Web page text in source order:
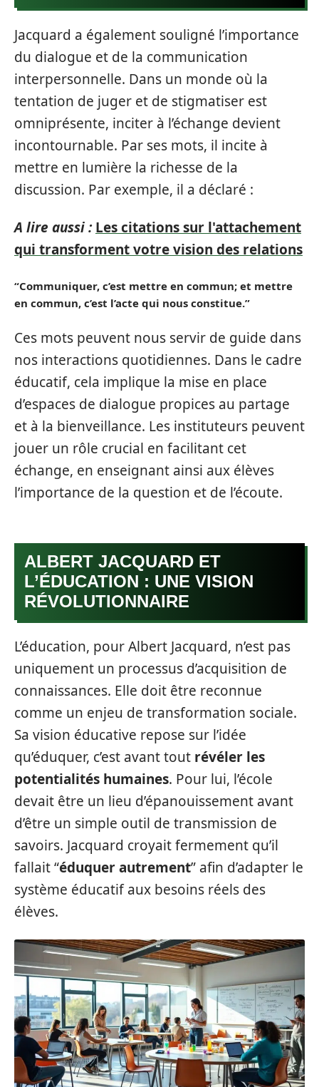
Jacquard a également souligné l’importance
du dialogue et de la communication
interpersonnelle. Dans un monde où la
tentation de juger et de stigmatiser est
omniprésente, inciter à l’échange devient
incontournable. Par ses mots, il incite à
mettre en lumière la richesse de la
discussion. Par exemple, il a déclaré :
A lire aussi : Les citations sur l'attachement
qui transforment votre vision des relations
“Communiquer, c’est mettre en commun; et mettre
en commun, c’est l’acte qui nous constitue.”
Ces mots peuvent nous servir de guide dans
nos interactions quotidiennes. Dans le cadre
éducatif, cela implique la mise en place
d’espaces de dialogue propices au partage
et à la bienveillance. Les instituteurs peuvent
jouer un rôle crucial en facilitant cet
échange, en enseignant ainsi aux élèves
l’importance de la question et de l’écoute.
ALBERT JACQUARD ET
L’ÉDUCATION : UNE VISION
RÉVOLUTIONNAIRE
L’éducation, pour Albert Jacquard, n’est pas
uniquement un processus d’acquisition de
connaissances. Elle doit être reconnue
comme un enjeu de transformation sociale.
Sa vision éducative repose sur l’idée
qu’éduquer, c’est avant tout révéler les
potentialités humaines. Pour lui, l’école
devait être un lieu d’épanouissement avant
d’être un simple outil de transmission de
savoirs. Jacquard croyait fermement qu’il
fallait “éduquer autrement” afin d’adapter le
système éducatif aux besoins réels des
élèves.